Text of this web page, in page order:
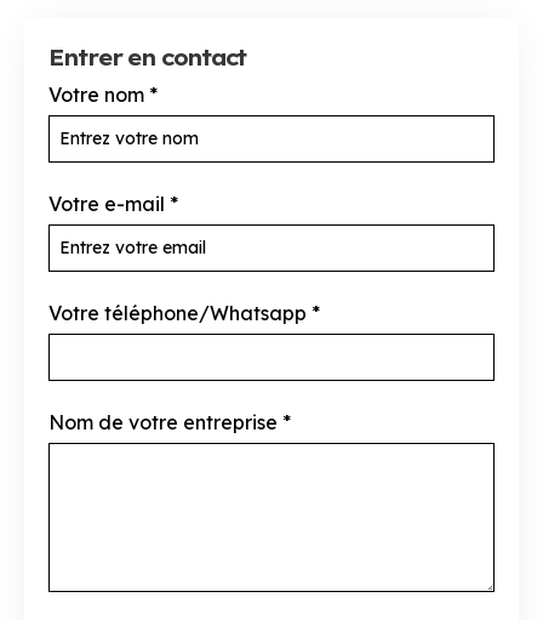
Entrer en contact
Votre nom *
Votre e-mail *
Votre téléphone/Whatsapp *
Nom de votre entreprise *